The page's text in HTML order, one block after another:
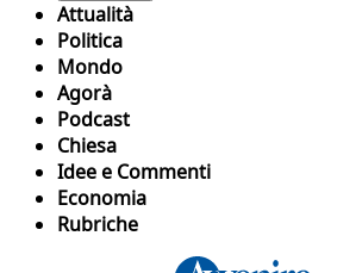
Attualità
Politica
Mondo
Agorà
Podcast
Chiesa
Idee e Commenti
Economia
Rubriche